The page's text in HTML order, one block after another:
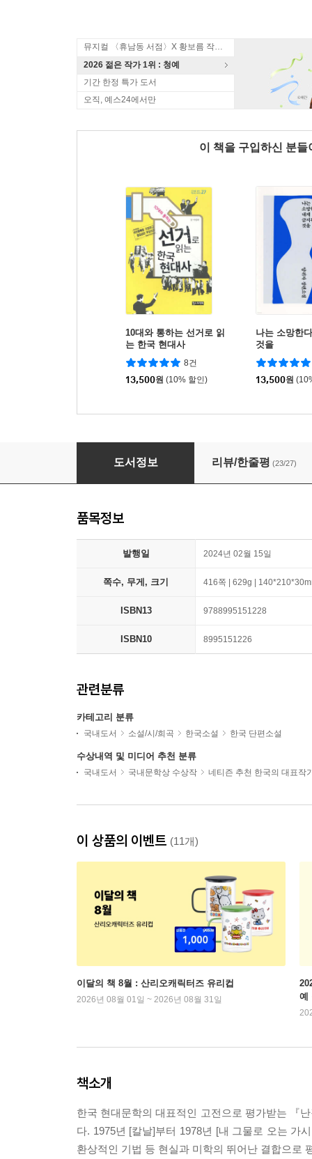
뮤지컬 〈휴남동 서점〉X 황보름 작가 북토크
2026 젊은 작가 1위 : 청예
기간 한정 특가 도서
오직, 예스24에서만
이 책을 구입하신 분
10대와 통하는 선거로 읽
는 한국 현대사
8건
13,500원 (10% 할인)
나는 소망한
것을
13,500원
난장이가 쏘아올린 작은 공
도서정보 리뷰/한줄평 (23/27)
품목정보
발행일 2024년 02월 15일
쪽수, 무게, 크기 416쪽 | 629g |
ISBN13 9788995151228
ISBN10 8995151226
관련분류
카테고리 분류
국내도서 소설/시/희곡 한국소설 한국 단편소설
수상내역 및 미디어 추천 분류
국내도서 국내문학상 수상작 네티즌 추천 한국의 대표작
이 상품의 이벤트 (11개)
이달의 책 8월 : 산리오캐릭터즈 유리컵
2026년 08월 01일 ~ 2026년 08월 31일
예
책소개
한국 현대문학의 대표적인 고전으로 평가받는 『
다. 1975년 [칼날]부터 1978년 [내 그물로 오는 가
환상적인 기법 등 현실과 미학의 뛰어난 결합으로